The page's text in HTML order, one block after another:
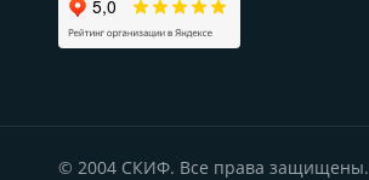
© 2004 СКИФ. Все права защищены.